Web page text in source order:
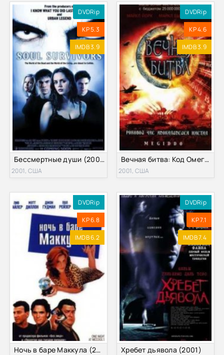
DVDRip
KP 5.3
IMDB 3.9
Бессмертные души (2001)
2001, США
DVDRip
KP 4.6
IMDB 3.9
Вечная битва: Код Омега 2 (2001)
2001, США
DVDRip
KP 6.8
IMDB 6.2
Ночь в баре Маккула (2001)
DVDRip
KP 7.1
IMDB 7.4
Хребет дьявола (2001)